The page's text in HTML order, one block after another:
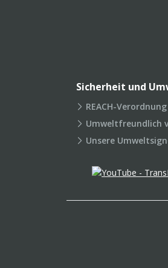
Sicherheit und
REACH-Verordnung
Umweltfreundlich
Unsere